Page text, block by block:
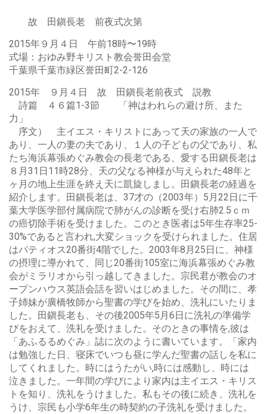
故 田鎭長老 前夜式次第
2015年９月４日 午前18時〜19時
式場：おゆみ野キリスト教会誉田会堂
千葉県千葉市緑区誉田町2-2-126
2015年 ９月４日 故 田鎭長老前夜式 説教
詩篇 ４６篇1-3節 「神はわれらの避け所、また
力」
序文） 主イエス・キリストにあって天の家族の一人で
あり、一人の妻の夫であり、１人の子どもの父であり、私
たち海浜幕張めぐみ教会の長老である、愛する田鎭長老は
８月31日11時28分、天の父なる神様が与えられた48年と
ヶ月の地上生涯を終え天に凱旋しまし。田鎭長老の経過を
紹介します。田鎭長老は、37才の（2003年）5月22日に千
葉大学医学部付属病院で肺がんの診断を受け右肺2.5ｃｍ
の癌切除手術を受けました。このとき医者は5年生存率25-
30%であると言われ,大変ショックを受けられました。住居
はパティオス20番街4階でした。2003年8月25日に、神様
の摂理に導かれて、同じ20番街105室に海浜幕張めぐみ教
会がミラリオから引っ越してきました。宗民君が教会のオ
ープンハウス英語会話を習いはじめました。その間に、孝
子姉妹が廣橋牧師から聖書の学びを始め、洗礼にいたりま
した。田鎭長老も、その後2005年5月6日に洗礼の準備学
びをおえて、洗礼を受けました。そのときの事情を,彼は
「あふるるめぐみ」誌に次のように書いています。「家内
は勉強した日、寝床でいつも昼に学んだ聖書の話しを私に
してくれました。時にはうたがい,時には感動し、時には
泣きました。一年間の学びにより家内は主イエス・キリス
トを知り、洗礼をうけました。私もその後に続き、洗礼を
うけ、宗民も小学6年生の時契約の子洗礼を受けました。